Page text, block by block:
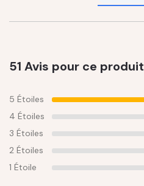
51 Avis pour ce produit
5 Étoiles
4 Étoiles
3 Étoiles
2 Étoiles
1 Étoile